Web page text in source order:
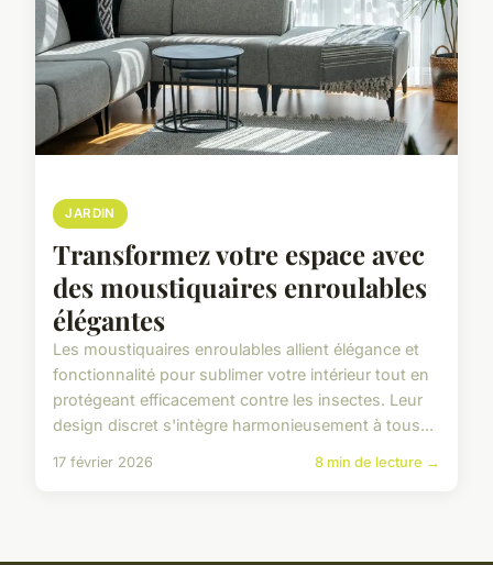
JARDIN
Transformez votre espace avec
des moustiquaires enroulables
élégantes
Les moustiquaires enroulables allient élégance et
fonctionnalité pour sublimer votre intérieur tout en
protégeant efficacement contre les insectes. Leur
design discret s'intègre harmonieusement à tous...
17 février 2026 8 min de lecture →